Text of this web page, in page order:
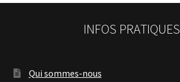
INFOS PRATIQUES
Qui sommes-nous